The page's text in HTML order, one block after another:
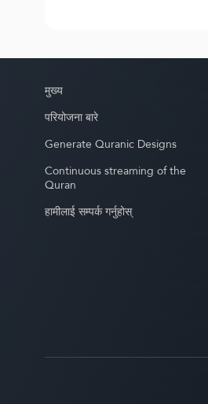
मुख्य
परियोजना बारे
Generate Quranic Designs
Continuous streaming of the
Quran
हामीलाई सम्पर्क गर्नुहोस्